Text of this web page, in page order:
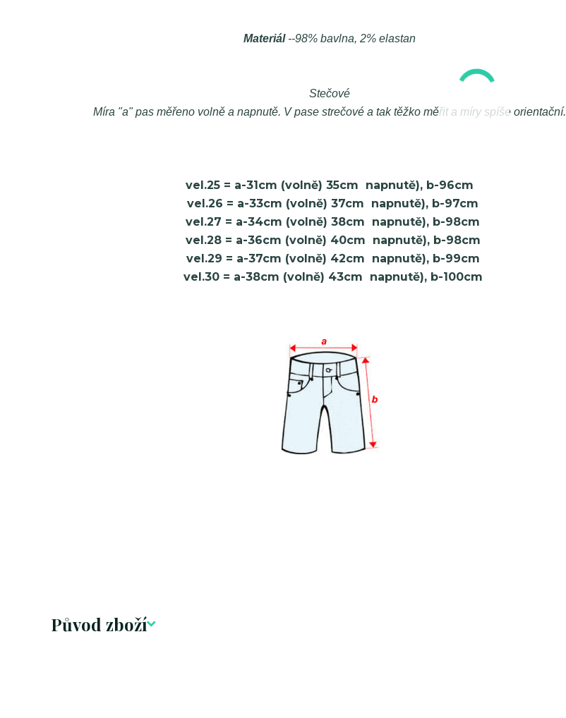
Materiál--98% bavlna, 2% elastan
Stečové
Míra "a" pas měřeno volně a napnutě. V pase strečové a tak těžko měřit a míry spíše orientační.
vel.25 = a-31cm (volně) 35cm napnutě), b-96cm
vel.26 = a-33cm (volně) 37cm napnutě), b-97cm
vel.27 = a-34cm (volně) 38cm napnutě), b-98cm
vel.28 = a-36cm (volně) 40cm napnutě), b-98cm
vel.29 = a-37cm (volně) 42cm napnutě), b-99cm
vel.30 = a-38cm (volně) 43cm napnutě), b-100cm
Původ zboží